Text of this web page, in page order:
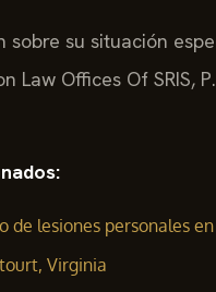
sobre su situación
Law Offices Of SRIS,
de lesiones personales
Virginia